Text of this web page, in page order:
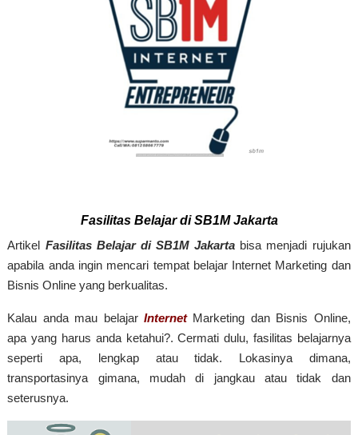
Fasilitas Belajar di SB1M Jakarta
Artikel Fasilitas Belajar di SB1M Jakarta bisa menjadi rujukan
apabila anda ingin mencari tempat belajar Internet Marketing dan
Bisnis Online yang berkualitas.
Kalau anda mau belajar Internet Marketing dan Bisnis Online,
apa yang harus anda ketahui?. Cermati dulu, fasilitas belajarnya
seperti apa, lengkap atau tidak. Lokasinya dimana,
transportasinya gimana, mudah di jangkau atau tidak dan
seterusnya.